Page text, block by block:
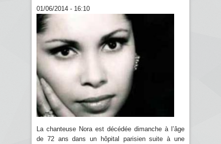
01/06/2014 - 16:10
La chanteuse Nora est décédée dimanche à l’âge
de 72 ans dans un hôpital parisien suite à une